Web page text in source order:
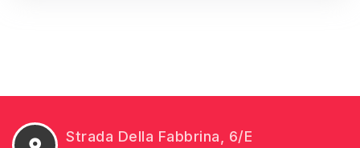
Strada Della Fabbrina, 6/E